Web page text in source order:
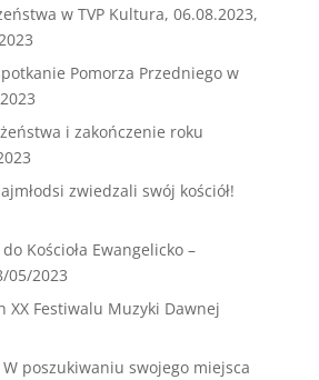
w TVP Kultura, 06.08.2023,
Pomorza Przedniego w
i zakończenie roku
zwiedzali swój kościół!
Kościoła Ewangelicko –
05/2023
XX Festiwalu Muzyki Dawnej
poszukiwaniu swojego miejsca